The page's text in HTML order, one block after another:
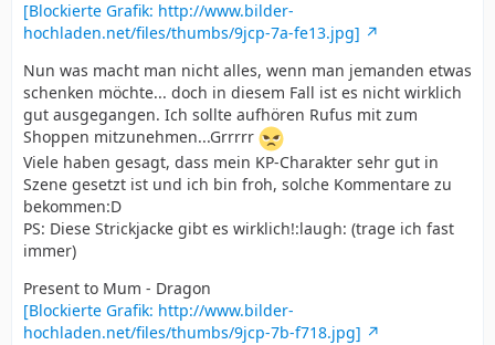
[Blockierte Grafik: http://www.bilder-
hochladen.net/files/thumbs/9jcp-7a-fe13.jpg]
Nun was macht man nicht alles, wenn man jemanden etwas
schenken möchte... doch in diesem Fall ist es nicht wirklich
gut ausgegangen. Ich sollte aufhören Rufus mit zum
Shoppen mitzunehmen...Grrrrr
Viele haben gesagt, dass mein KP-Charakter sehr gut in
Szene gesetzt ist und ich bin froh, solche Kommentare zu
bekommen:D
PS: Diese Strickjacke gibt es wirklich!:laugh: (trage ich fast
immer)
Present to Mum - Dragon
[Blockierte Grafik: http://www.bilder-
hochladen.net/files/thumbs/9jcp-7b-f718.jpg]